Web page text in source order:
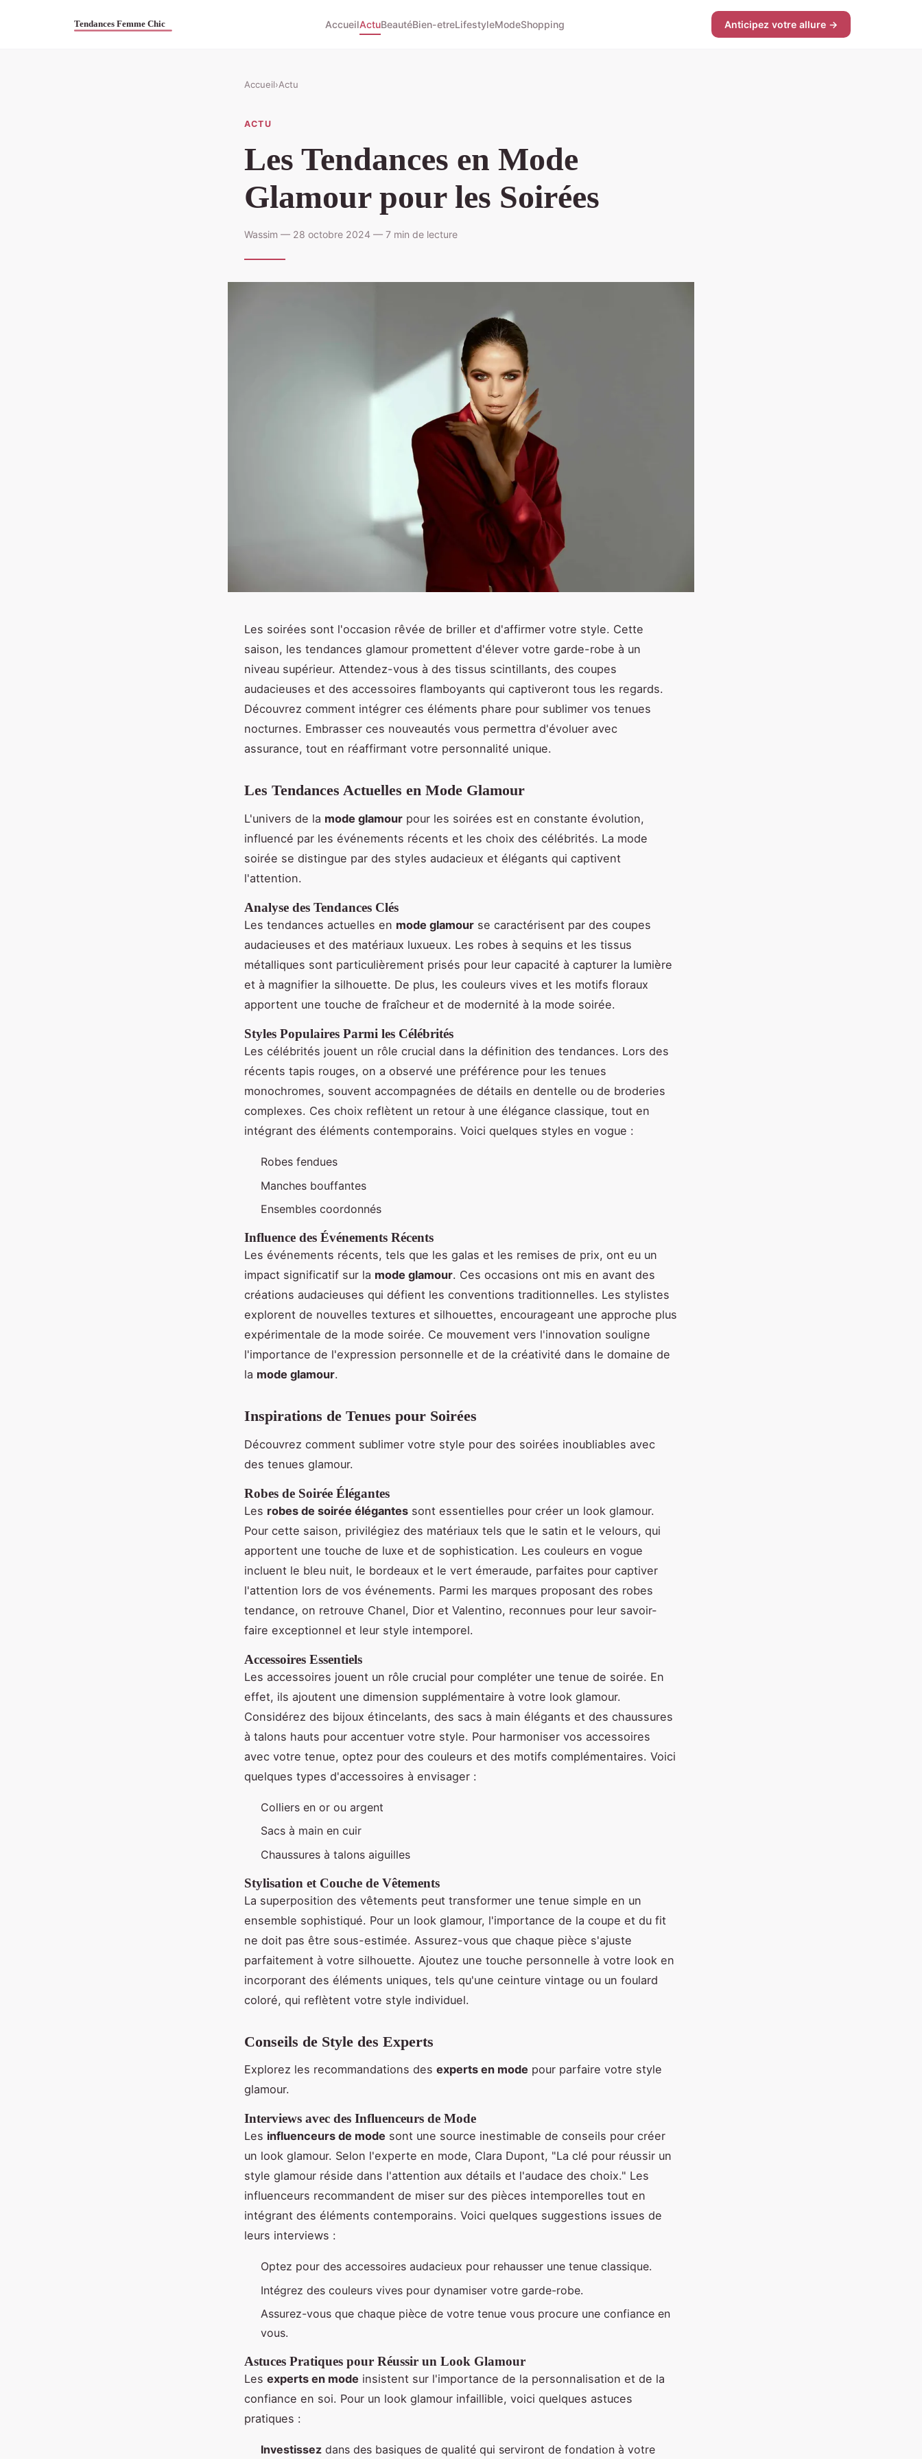
AccueilActuBeautéBien-etreLifestyleModeShopping Anticipez votre allure →
Accueil›Actu
ACTU
Les Tendances en Mode
Glamour pour les Soirées
Wassim — 28 octobre 2024 — 7 min de lecture
Les soirées sont l'occasion rêvée de briller et d'affirmer votre style. Cette
saison, les tendances glamour promettent d'élever votre garde-robe à un
niveau supérieur. Attendez-vous à des tissus scintillants, des coupes
audacieuses et des accessoires flamboyants qui captiveront tous les regards.
Découvrez comment intégrer ces éléments phare pour sublimer vos tenues
nocturnes. Embrasser ces nouveautés vous permettra d'évoluer avec
assurance, tout en réaffirmant votre personnalité unique.
Les Tendances Actuelles en Mode Glamour
L'univers de la mode glamour pour les soirées est en constante évolution,
influencé par les événements récents et les choix des célébrités. La mode
soirée se distingue par des styles audacieux et élégants qui captivent
l'attention.
Analyse des Tendances Clés
Les tendances actuelles en mode glamour se caractérisent par des coupes
audacieuses et des matériaux luxueux. Les robes à sequins et les tissus
métalliques sont particulièrement prisés pour leur capacité à capturer la lumière
et à magnifier la silhouette. De plus, les couleurs vives et les motifs floraux
apportent une touche de fraîcheur et de modernité à la mode soirée.
Styles Populaires Parmi les Célébrités
Les célébrités jouent un rôle crucial dans la définition des tendances. Lors des
récents tapis rouges, on a observé une préférence pour les tenues
monochromes, souvent accompagnées de détails en dentelle ou de broderies
complexes. Ces choix reflètent un retour à une élégance classique, tout en
intégrant des éléments contemporains. Voici quelques styles en vogue :
Robes fendues
Manches bouffantes
Ensembles coordonnés
Influence des Événements Récents
Les événements récents, tels que les galas et les remises de prix, ont eu un
impact significatif sur la mode glamour. Ces occasions ont mis en avant des
créations audacieuses qui défient les conventions traditionnelles. Les stylistes
explorent de nouvelles textures et silhouettes, encourageant une approche plus
expérimentale de la mode soirée. Ce mouvement vers l'innovation souligne
l'importance de l'expression personnelle et de la créativité dans le domaine de
la mode glamour.
Inspirations de Tenues pour Soirées
Découvrez comment sublimer votre style pour des soirées inoubliables avec
des tenues glamour.
Robes de Soirée Élégantes
Les robes de soirée élégantes sont essentielles pour créer un look glamour.
Pour cette saison, privilégiez des matériaux tels que le satin et le velours, qui
apportent une touche de luxe et de sophistication. Les couleurs en vogue
incluent le bleu nuit, le bordeaux et le vert émeraude, parfaites pour captiver
l'attention lors de vos événements. Parmi les marques proposant des robes
tendance, on retrouve Chanel, Dior et Valentino, reconnues pour leur savoir-
faire exceptionnel et leur style intemporel.
Accessoires Essentiels
Les accessoires jouent un rôle crucial pour compléter une tenue de soirée. En
effet, ils ajoutent une dimension supplémentaire à votre look glamour.
Considérez des bijoux étincelants, des sacs à main élégants et des chaussures
à talons hauts pour accentuer votre style. Pour harmoniser vos accessoires
avec votre tenue, optez pour des couleurs et des motifs complémentaires. Voici
quelques types d'accessoires à envisager :
Colliers en or ou argent
Sacs à main en cuir
Chaussures à talons aiguilles
Stylisation et Couche de Vêtements
La superposition des vêtements peut transformer une tenue simple en un
ensemble sophistiqué. Pour un look glamour, l'importance de la coupe et du fit
ne doit pas être sous-estimée. Assurez-vous que chaque pièce s'ajuste
parfaitement à votre silhouette. Ajoutez une touche personnelle à votre look en
incorporant des éléments uniques, tels qu'une ceinture vintage ou un foulard
coloré, qui reflètent votre style individuel.
Conseils de Style des Experts
Explorez les recommandations des experts en mode pour parfaire votre style
glamour.
Interviews avec des Influenceurs de Mode
Les influenceurs de mode sont une source inestimable de conseils pour créer
un look glamour. Selon l'experte en mode, Clara Dupont, "La clé pour réussir un
style glamour réside dans l'attention aux détails et l'audace des choix." Les
influenceurs recommandent de miser sur des pièces intemporelles tout en
intégrant des éléments contemporains. Voici quelques suggestions issues de
leurs interviews :
Optez pour des accessoires audacieux pour rehausser une tenue classique.
Intégrez des couleurs vives pour dynamiser votre garde-robe.
Assurez-vous que chaque pièce de votre tenue vous procure une confiance en
vous.
Astuces Pratiques pour Réussir un Look Glamour
Les experts en mode insistent sur l'importance de la personnalisation et de la
confiance en soi. Pour un look glamour infaillible, voici quelques astuces
pratiques :
Investissez dans des basiques de qualité qui serviront de fondation à votre